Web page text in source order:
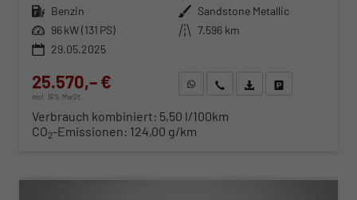
Kraftstoff Benzin Außenfarbe Sandstone Metallic
Leistung 96 kW (131 PS) Kilometerstand 7.596 km
29.05.2025
25.570,– €
incl. 19% MwSt.
WhatsApp anfragen
Wir rufen Sie anFahrzeugexposé (PDF)
Verbrauch kombiniert: 5,50 l/100km
CO2-Emissionen: 124,00 g/km